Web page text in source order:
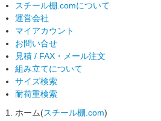
スチール棚.comについて
運営会社
マイアカウント
お問い合せ
見積 / FAX・メール注文
組み立てについて
サイズ検索
耐荷重検索
ホーム(スチール棚.com)